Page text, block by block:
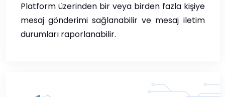
Platform üzerinden bir veya birden fazla kişiye
mesaj gönderimi sağlanabilir ve mesaj iletim
durumları raporlanabilir.